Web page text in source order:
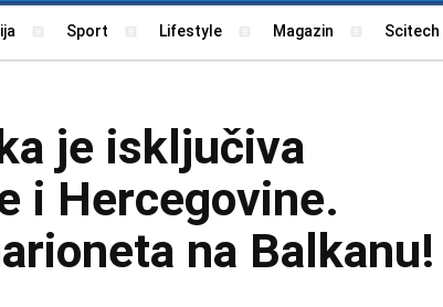
Sport Lifestyle Magazin Scitech
je isključiva
i Hercegovine.
na Balkanu!